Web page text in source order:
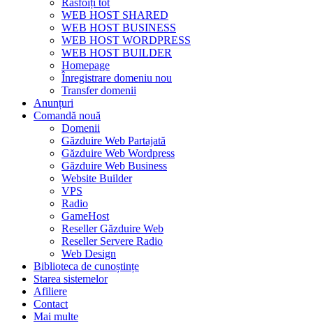
Răsfoiți tot
WEB HOST SHARED
WEB HOST BUSINESS
WEB HOST WORDPRESS
WEB HOST BUILDER
Homepage
Înregistrare domeniu nou
Transfer domenii
Anunțuri
Comandă nouă
Domenii
Găzduire Web Partajată
Găzduire Web Wordpress
Găzduire Web Business
Website Builder
VPS
Radio
GameHost
Reseller Găzduire Web
Reseller Servere Radio
Web Design
Biblioteca de cunoștințe
Starea sistemelor
Afiliere
Contact
Mai multe